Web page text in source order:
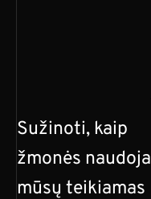
Sužinoti, kaip
žmonės naudoja
mūsų teikiamas